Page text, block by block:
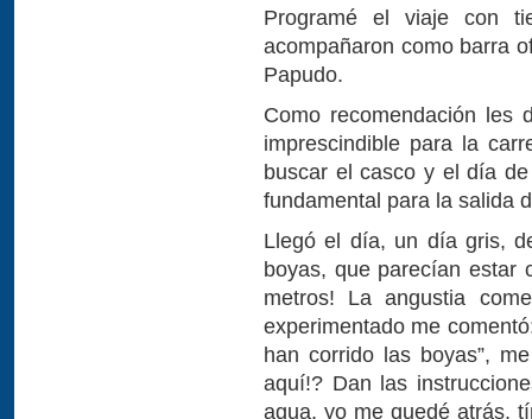
Programé el viaje con
acompañaron como barra
Papudo.
Como recomendación les
imprescindible para la
buscar el casco y el día
fundamental para la salida
Llegó el día, un día gris,
boyas, que parecían estar
metros! La angustia
experimentado me
han corrido las boyas”,
aquí!? Dan las
agua, yo me quedé atrás,